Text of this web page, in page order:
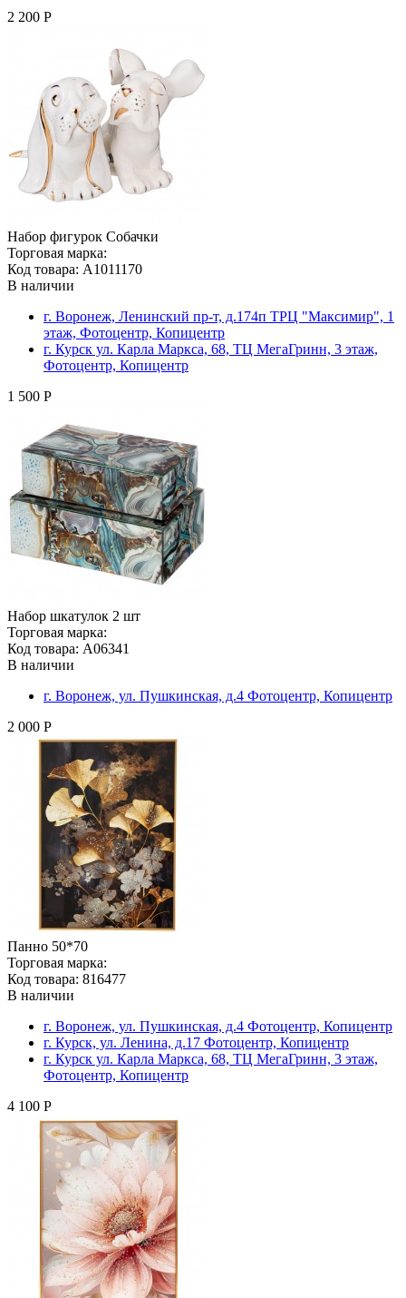
2 200 Р
Набор фигурок Собачки
Торговая марка:
Код товара: A1011170
В наличии
г. Воронеж, Ленинский пр-т, д.174п ТРЦ "Максимир", 1
этаж, Фотоцентр, Копицентр
г. Курск ул. Карла Маркса, 68, ТЦ МегаГринн, 3 этаж,
Фотоцентр, Копицентр
1 500 Р
Набор шкатулок 2 шт
Торговая марка:
Код товара: A06341
В наличии
г. Воронеж, ул. Пушкинская, д.4 Фотоцентр, Копицентр
2 000 Р
Панно 50*70
Торговая марка:
Код товара: 816477
В наличии
г. Воронеж, ул. Пушкинская, д.4 Фотоцентр, Копицентр
г. Курск, ул. Ленина, д.17 Фотоцентр, Копицентр
г. Курск ул. Карла Маркса, 68, ТЦ МегаГринн, 3 этаж,
Фотоцентр, Копицентр
4 100 Р